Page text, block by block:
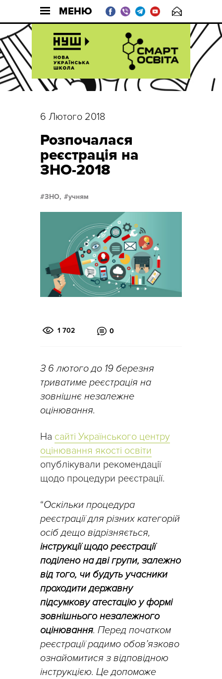
МЕНЮ
6 Лютого 2018
Розпочалася
реєстрація на
ЗНО-2018
ЗНО, учням
1 702 0
З 6 лютого до 19 березня
триватиме реєстрація на
зовнішнє незалежне
оцінювання.
На сайті Українського центру
оцінювання якості освіти
опублікували рекомендації
щодо процедури реєстрації.
“Оскільки процедура
реєстрації для різних категорій
осіб дещо відрізняється,
інструкції щодо реєстрації
поділено на дві групи, залежно
від того, чи будуть учасники
проходити державну
підсумкову атестацію у формі
зовнішнього незалежного
оцінювання. Перед початком
реєстрації радимо обов’язково
ознайомитися з відповідною
інструкцією. Це допоможе